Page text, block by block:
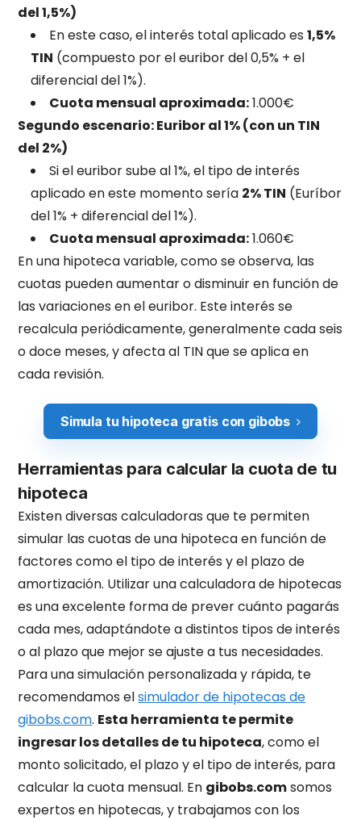
del 1,5%)
En este caso, el interés total aplicado es1,5%
TIN (compuesto por el euribor del 0,5% + el
diferencial del 1%).
Cuota mensual aproximada:1.000€
Segundo escenario: Euribor al 1% (con un TIN
del 2%)
Si el euribor sube al 1%, el tipo de interés
aplicado en este momento sería 2% TIN (Euríbor
del 1% + diferencial del 1%).
Cuota mensual aproximada:1.060€
En una hipoteca variable, como se observa, las
cuotas pueden aumentar o disminuir en función de
las variaciones en el euribor. Este interés se
recalcula periódicamente, generalmente cada seis
o doce meses, y afecta al TIN que se aplica en
cada revisión.
Simula tu hipoteca gratis con gibobs
Herramientas para calcular la cuota de tu
hipoteca
Existen diversas calculadoras que te permiten
simular las cuotas de una hipoteca en función de
factores como el tipo de interés y el plazo de
amortización. Utilizar una calculadora de hipotecas
es una excelente forma de prever cuánto pagarás
cada mes, adaptándote a distintos tipos de interés
o al plazo que mejor se ajuste a tus necesidades.
Para una simulación personalizada y rápida, te
recomendamos elsimulador de hipotecas de
gibobs.com. Esta herramienta te permite
ingresar los detalles de tu hipoteca, como el
monto solicitado, el plazo y el tipo de interés, para
calcular la cuota mensual. En gibobs.comsomos
expertos en hipotecas, y trabajamos con los